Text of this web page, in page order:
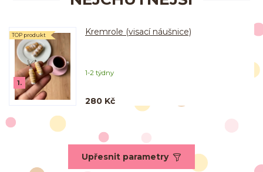
1.
Kremrole (visací náušnice)
1-2 týdny
TOP produkt
280 Kč
Upřesnit parametry